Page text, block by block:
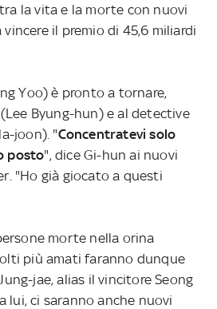
la vita e la morte con nuovi
il premio di 45,6 miliardi
Yoo) è pronto a tornare,
Byung-hun) e al detective
joon). "Concentratevi solo
posto", dice Gi-hun ai nuovi
"Ho già giocato a questi
morte nella orina
più amati faranno dunque
jae, alias il vincitore Seong
lui, ci saranno anche nuovi